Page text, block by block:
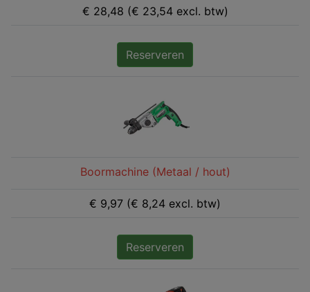
€ 28,48 (€ 23,54 excl. btw)
Reserveren
Boormachine (Metaal / hout)
€ 9,97 (€ 8,24 excl. btw)
Reserveren